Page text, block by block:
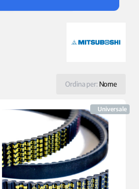
Ordina per: Nome
Universale